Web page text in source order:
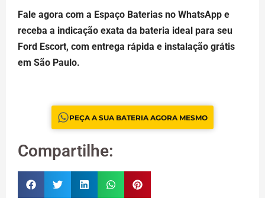
Fale agora com a Espaço Baterias no WhatsApp e
receba a indicação exata da bateria ideal para seu
Ford Escort, com entrega rápida e instalação grátis
em São Paulo.
PEÇA A SUA BATERIA AGORA MESMO
Compartilhe: